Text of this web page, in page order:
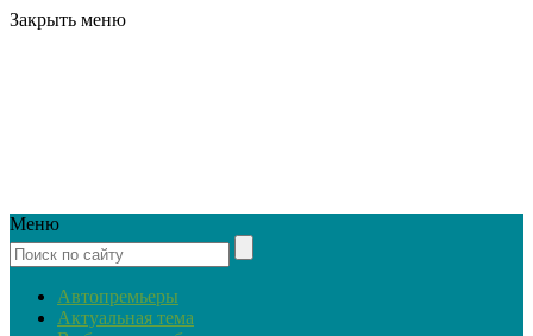
Закрыть меню
Меню
Автопремьеры
Актуальная тема